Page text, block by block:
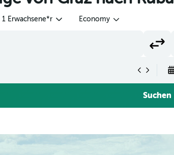
1 Erwachsene*r Economy
Suchen